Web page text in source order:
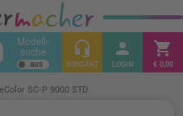
Modell-
suche headset_mic
KONTAKT
person
LOGIN
shopping_cart
€ 0,00
SC-P 9000 STD